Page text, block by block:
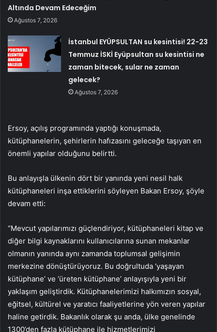
Altında Devam Edeceğim
Ağustos 7, 2026
İstanbul EYÜPSULTAN su kesintisi! 22-23
Temmuz İSKİ Eyüpsultan su kesintisi ne
zaman bitecek, sular ne zaman
gelecek?
Ağustos 7, 2026
Ersoy, açılış programında yaptığı konuşmada,
kütüphanelerin, şehirlerin hafızasını geleceğe taşıyan en
önemli yapılar olduğunu belirtti.
Bu anlayışla ülkenin dört bir yanında yeni nesil halk
kütüphaneleri inşa ettiklerini söyleyen Bakan Ersoy, şöyle
devam etti:
“Mevcut yapılarımızı güçlendiriyor, kütüphaneleri kitap ve
diğer bilgi kaynaklarını kullanıcılarına sunan mekanlar
olmanın yanında aynı zamanda toplumsal gelişimin
merkezine dönüştürüyoruz. Bu doğrultuda ‘yaşayan
kütüphane’ ve ‘üreten kütüphane’ anlayışıyla yeni bir
yaklaşım geliştirdik. Kütüphanelerimizi halkımızın sosyal,
eğitsel, kültürel ve yaratıcı faaliyetlerine yön veren yapılar
haline getirdik. Bakanlık olarak şu anda, ülke genelinde
1300’den fazla kütüphane ile hizmetlerimizi